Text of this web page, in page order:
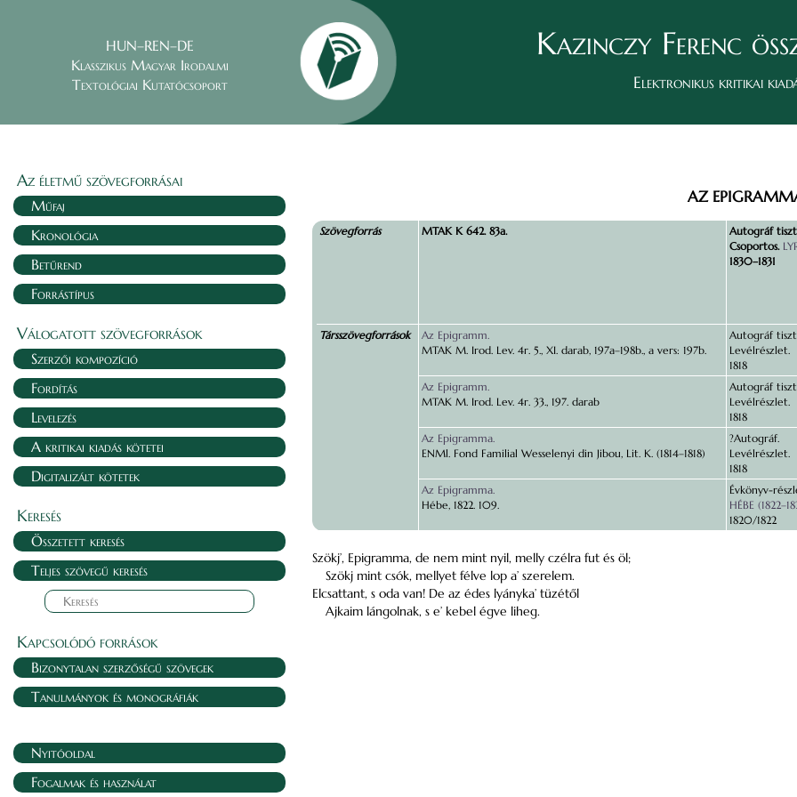
HUN–REN–DE
Klasszikus Magyar Irodalmi
Textológiai Kutatócsoport
Kazinczy Ferenc
Elektronikus kritikai
Az életmű szövegforrásai
Műfaj
Kronológia
Betűrend
Forrástípus
Válogatott szövegforrások
Szerzői kompozíció
Fordítás
Levelezés
A kritikai kiadás kötetei
Digitalizált kötetek
Keresés
Összetett keresés
Teljes szövegű keresés
Kapcsolódó források
Bizonytalan szerzőségű szövegek
Tanulmányok és monográfiák
Nyitóoldal
Fogalmak és használat
AZ
Szövegforrás MTAK K 642. 83a.
Autográf
Csoportos.
1830–1831
Társszövegforrások
Az Epigramm.
MTAK M. Irod. Lev. 4r. 5., XI. darab, 197a–198b., a vers: 197b.
Autográf
Levélrészlet.
1818
Az Epigramm.
MTAK M. Irod. Lev. 4r. 33., 197. darab
Autográf
Levélrészlet.
1818
Az Epigramma.
ENMl. Fond Familial Wesselenyi din Jibou, Lit. K. (1814–1818)
?Autográf.
Levélrészlet.
1818
Az Epigramma.
Hébe, 1822. 109.
Évkönyv-
HÉBE
1820/1822
Szökj’, Epigramma, de nem mint nyil, melly czélra fut és öl;
Szökj mint csók, mellyet félve lop a’ szerelem.
Elcsattant, s oda van! De az édes lyányka’ tüzétől
Ajkaim lángolnak, s e’ kebel égve liheg.